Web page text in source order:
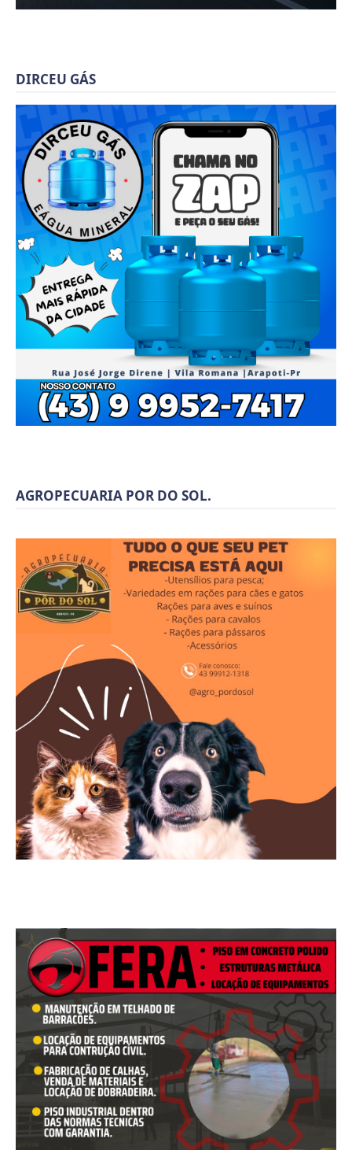
DIRCEU GÁS
AGROPECUARIA POR DO SOL.